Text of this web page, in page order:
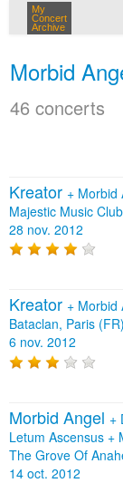
My
Concert
Archive
Morbid
46 concerts
Kreator + Morbid
Majestic Music
28 nov. 2012
Kreator + Morbid
Bataclan, Paris (FR)
6 nov. 2012
Morbid Angel +
Letum Ascensus +
The Grove Of
14 oct. 2012